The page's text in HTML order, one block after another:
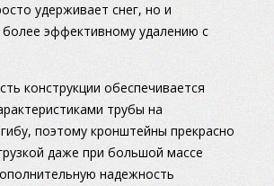
удерживает снег, но и
более эффективному удалению с
конструкции обеспечивается
трубы на
поэтому кронштейны прекрасно
даже при большой массе
надежность